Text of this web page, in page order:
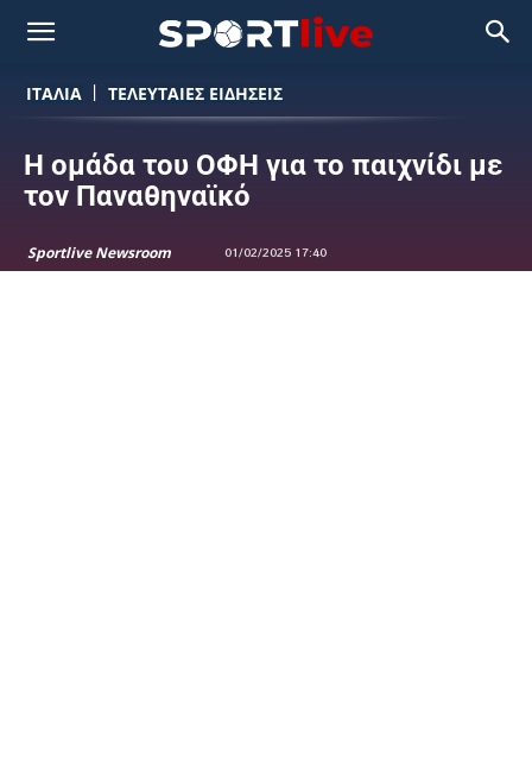
ΙΤΑΛΙΑ ΤΕΛΕΥΤΑΙΕΣ ΕΙΔΗΣΕΙΣ
Η ομάδα του ΟΦΗ για το παιχνίδι με
τον Παναθηναϊκό
Sportlive Newsroom 01/02/2025 17:40